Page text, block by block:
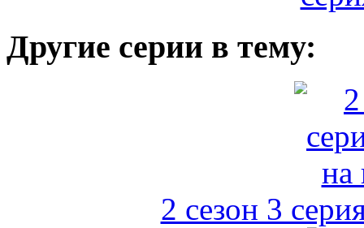
Другие серии в тему:
2 сезон 3